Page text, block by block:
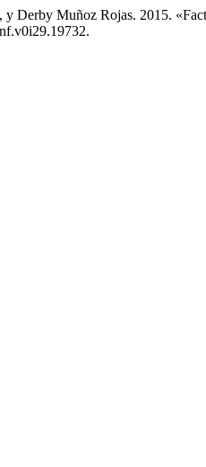
y Derby Muñoz Rojas. 2015.